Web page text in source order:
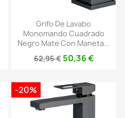
Grifo De Lavabo
Monomando Cuadrado
Negro Mate Con Maneta...
62,95 € 50,36 €
-20%